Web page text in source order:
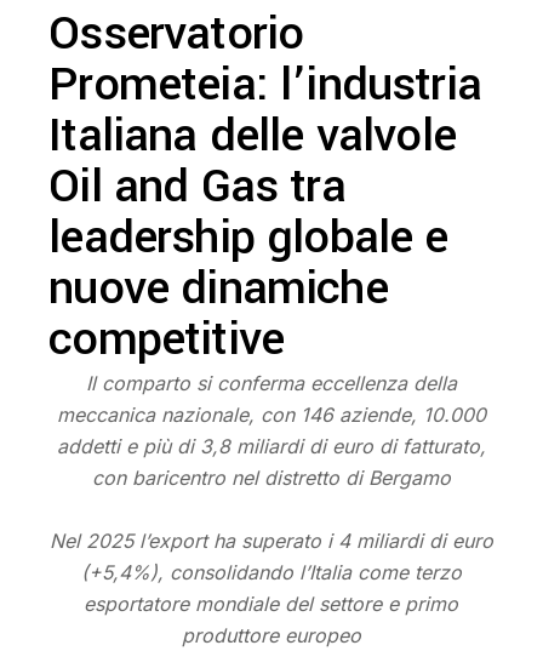
Osservatorio
Prometeia: l’industria
Italiana delle valvole
Oil and Gas tra
leadership globale e
nuove dinamiche
competitive
Il comparto si conferma eccellenza della
meccanica nazionale, con 146 aziende, 10.000
addetti e più di 3,8 miliardi di euro di fatturato,
con baricentro nel distretto di Bergamo
Nel 2025 l’export ha superato i 4 miliardi di euro
(+5,4%), consolidando l’Italia come terzo
esportatore mondiale del settore e primo
produttore europeo